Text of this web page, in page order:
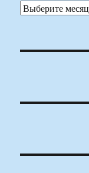
Архивы